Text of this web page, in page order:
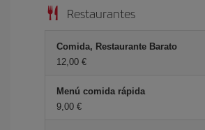
Restaurantes
Comida, Restaurante Barato
12,00 €
Menú comida rápida
9,00 €